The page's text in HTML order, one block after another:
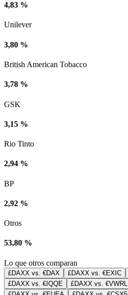
4,83 %
Unilever
3,80 %
British American Tobacco
3,78 %
GSK
3,15 %
Rio Tinto
2,94 %
BP
2,92 %
Otros
53,80 %
Lo que otros comparan
£DAXX vs. €DAX £DAXX vs. €EXIC
£DAXX vs. €IQQE
£DAXX vs. €VWRL